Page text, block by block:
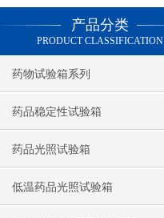
产品分类
PRODUCT CLASSIFICATION
药物试验箱系列
药品稳定性试验箱
药品光照试验箱
低温药品光照试验箱